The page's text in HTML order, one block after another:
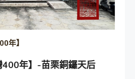
年】
400年】-苗栗銅鑼天后